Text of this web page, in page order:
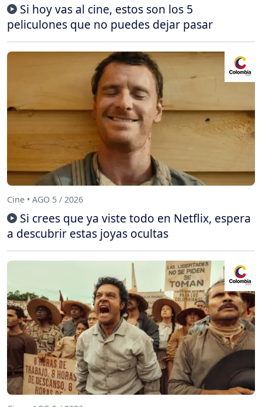
Si hoy vas al cine, estos son los 5
peliculones que no puedes dejar pasar
Cine • AGO 5 / 2026
Si crees que ya viste todo en Netflix, espera
a descubrir estas joyas ocultas